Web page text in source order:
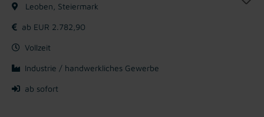
Leoben, Steiermark
ab EUR 2.782,90
Vollzeit
Industrie / handwerkliches Gewerbe
ab sofort